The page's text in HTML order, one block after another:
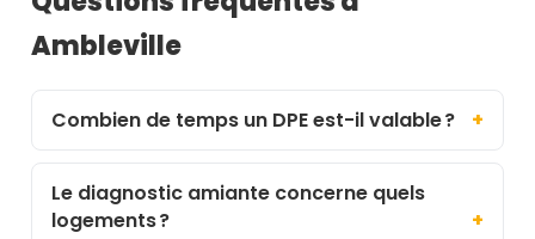
Ambleville
Combien de temps un DPE est-il valable ?
Le diagnostic amiante concerne quels
logements ?